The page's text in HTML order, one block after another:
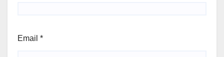
Email *